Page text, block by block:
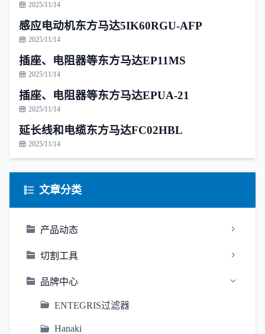
2025/11/14
感应电动机东方马达5IK60RGU-AFP
2025/11/14
插座、电阻器等东方马达EP11MS
2025/11/14
插座、电阻器等东方马达EPUA-21
2025/11/14
延长线和电缆东方马达FC02HBL
2025/11/14
文章分类
产品动态
切割工具
品牌中心
ENTEGRIS过滤器
Hanaki